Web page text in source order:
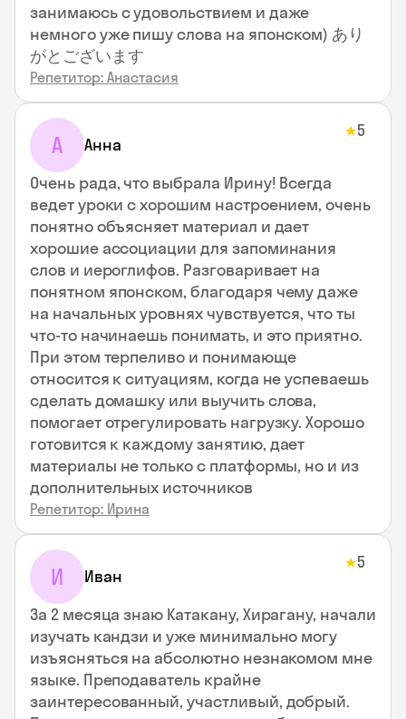
занимаюсь с удовольствием и даже
немного уже пишу слова на японском) あり
がとございます
Репетитор: Анастасия
А Анна
★5
Очень рада, что выбрала Ирину! Всегда
ведет уроки с хорошим настроением, очень
понятно объясняет материал и дает
хорошие ассоциации для запоминания
слов и иероглифов. Разговаривает на
понятном японском, благодаря чему даже
на начальных уровнях чувствуется, что ты
что-то начинаешь понимать, и это приятно.
При этом терпеливо и понимающе
относится к ситуациям, когда не успеваешь
сделать домашку или выучить слова,
помогает отрегулировать нагрузку. Хорошо
готовится к каждому занятию, дает
материалы не только с платформы, но и из
дополнительных источников
Репетитор: Ирина
И Иван
★5
За 2 месяца знаю Катакану, Хирагану, начали
изучать кандзи и уже минимально могу
изъясняться на абсолютно незнакомом мне
языке. Преподаватель крайне
заинтересованный, участливый, добрый.